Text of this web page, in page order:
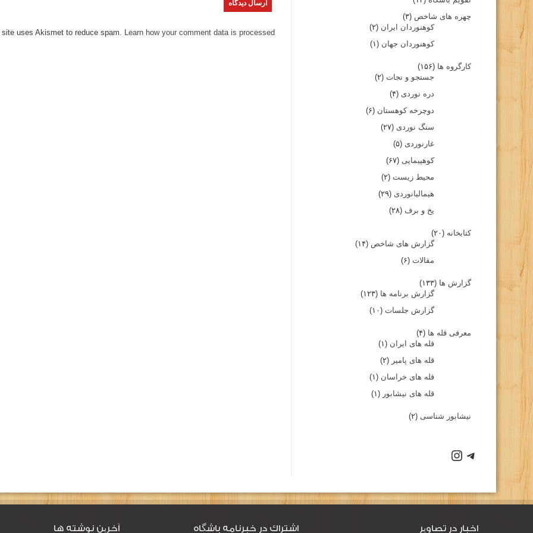
uses Akismet to reduce spam. Learn how your comment data is processed.
چهره های شاخص (۳)
کوهنوردان ایران (۲)
کوهنوردان جهان (۱)
کارگروه ها (۱۵۶)
جستجو و نجات (۲)
دره نوردی (۴)
دوچرخه کوهستان (۶)
سنگ نوردی (۲۷)
غارنوردی (۵)
کوهپیمایی (۶۷)
محیط زیست (۲)
هیمالیانوردی (۲۹)
یخ و برف (۲۸)
کتابخانه (۲۰)
گزارش های شاخص (۱۴)
مقالات (۶)
گزارش ها (۱۳۳)
گزارش برنامه ها (۱۲۳)
گزارش جلسات (۱۰)
معرفی قله ها (۴)
قله های ایران (۱)
قله های پامیر (۲)
قله های خراسان (۱)
قله های نیشابور (۱)
نیشابور شناسی (۲)
اخبار در تصاویر اشتراك در خبرنامه باشگاه آخرین نوشته ها